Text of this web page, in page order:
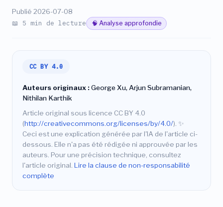
Publié 2026-07-08
📖 5 min de lecture 🧠 Analyse approfondie
CC BY 4.0
Auteurs originaux :George Xu, Arjun Subramanian,
Nithilan Karthik
Article original sous licence CC BY 4.0
(http://creativecommons.org/licenses/by/4.0/). ✨
Ceci est une explication générée par l'IA de l'article ci-
dessous. Elle n'a pas été rédigée ni approuvée par les
auteurs. Pour une précision technique, consultez
l'article original. Lire la clause de non-responsabilité
complète